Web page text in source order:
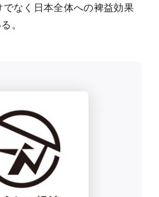
なく日本全体への裨益効果
。